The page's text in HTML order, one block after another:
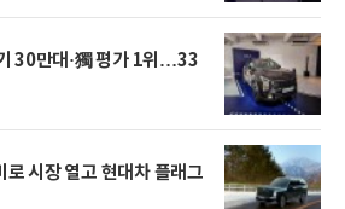
30만대·獨 평가 1위…33
시장 열고 현대차 플래그